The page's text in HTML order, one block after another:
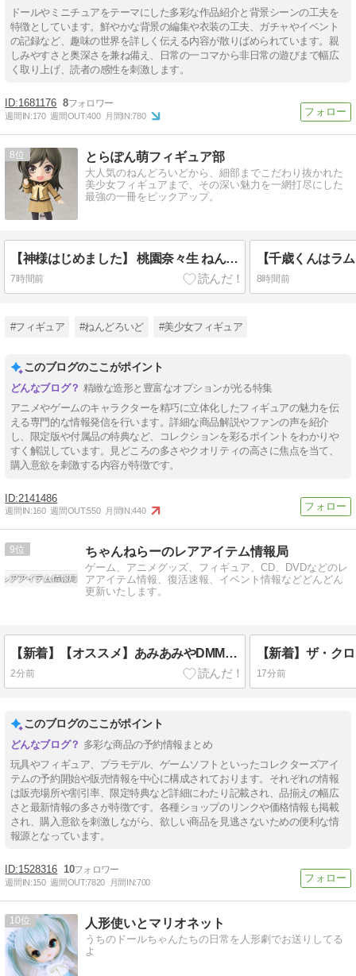
ドールやミニチュアをテーマにした多彩な作品紹介と背景シーンの工夫を
特徴としています。鮮やかな背景の編集や衣装の工夫、ガチャやイベント
の記録など、趣味の世界を詳しく伝える内容が散りばめられています。親
しみやすさと奥深さを兼ね備え、日常の一コマから非日常の遊びまで幅広
く取り上げ、読者の感性を刺激します。
1681176 8
週間IN:170 週間OUT:400 月間IN:780
8 とらぽん萌フィギュア部
大人気のねんどろいどから、細部までこだわり抜かれた
美少女フィギュアまで、その深い魅力を一網打尽にした
最強の一冊をピックアップ。
【神様はじめました】 桃園奈々生 ねんどろいど再販予約とフィギュアレビュー
7時間前 8時間前
#フィギュア #ねんどろいど #美少女フィギュア
このブログのここがポイント
精緻な造形と豊富なオプションが光る特集
アニメやゲームのキャラクターを精巧に立体化したフィギュアの魅力を伝
える専門的な情報発信を行います。詳細な商品解説やファンの声を紹介
し、限定版や付属品の特典など、コレクションを彩るポイントをわかりや
すく解説しています。見どころの多さやクオリティの高さに焦点を当て、
購入意欲を刺激する内容が特徴です。
2141486
週間IN:160 週間OUT:550 月間IN:440
9 ちゃんねらーのレアアイテム情報局
ゲーム、アニメグッズ、フィギュア、CD、DVDなどのレ
アアイテム情報、復活速報、イベント情報などどんどん
更新いたします。
【新着】【オススメ】あみあみやDMMなどで予約開始！前作ヤフオク高騰へ 【あみあみ限定特典】もあり！ソフィア・F・シャーリング シスターVer. ブライトエディション 1/6
2分前 17分前
このブログのここがポイント
多彩な商品の予約情報まとめ
玩具やフィギュア、プラモデル、ゲームソフトといったコレクターズアイ
テムの予約開始や販売情報を中心に構成されております。それぞれの情報
は販売場所や割引率、限定特典など詳細にわたり記載され、品揃えの幅広
さと最新情報の多さが特徴です。各種ショップのリンクや価格情報も掲載
され、購入意欲を刺激しながら、欲しい商品を見逃さないための便利な情
報源となっています。
1528316 10
週間IN:150 週間OUT:7820 月間IN:700
10 人形使いとマリオネット
うちのドールちゃんたちの日常を人形劇でお送りしてる
よ